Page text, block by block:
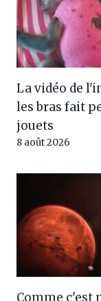
La vidéo de
les bras fait
jouets
8 août 2026
Comme c'est